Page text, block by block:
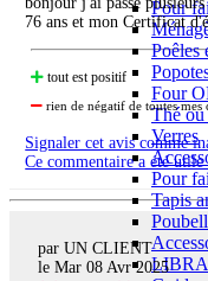
Pour
Poêles
Four
Thé ou
Verres
Pour
Tapis
76 ans et mon Certificat
tout est positif
rien de négatif de toutes mes
Signaler cet avis comme
Ce commentaire a été
par UN CLIENT
le Mar 08 Avr 2025